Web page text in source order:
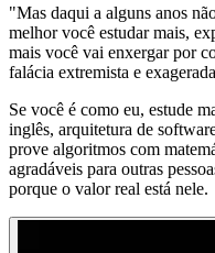
"Mas daqui a alguns anos
melhor você estudar mais,
mais você vai enxergar por
falácia extremista e
Se você é como eu, estude
inglês, arquitetura de
prove algoritmos com
agradáveis para outras
porque o valor real está nele.